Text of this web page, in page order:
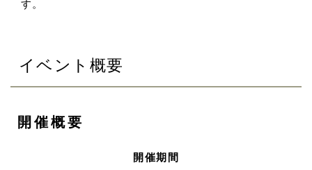
す。
イベント概要
開催概要
開催期間